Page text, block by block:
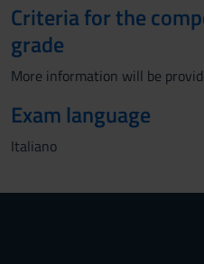
Criteria for the
grade
More information will be
Exam language
Italiano